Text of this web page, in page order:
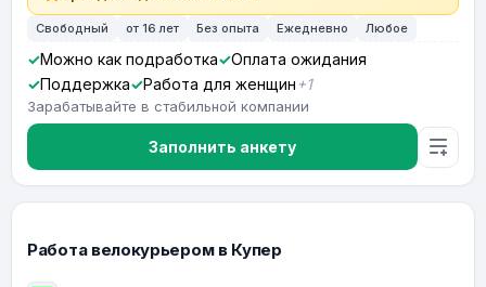
Свободный от 16 лет Без опыта Ежедневно Любое
Можно как подработка
Оплата ожидания
Поддержка
Работа для женщин +1
Зарабатывайте в стабильной компании
Заполнить анкету
Работа велокурьером в Купер